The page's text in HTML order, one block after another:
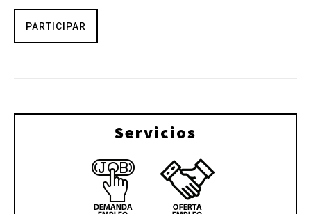
PARTICIPAR
Servicios